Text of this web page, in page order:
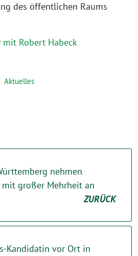
des öffentlichen Raums
Robert Habeck
Aktuelles
nehmen
großer Mehrheit an
ZURÜCK
Kandidatin vor Ort in